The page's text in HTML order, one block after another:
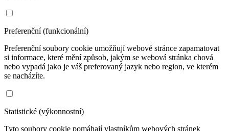
Preferenční (funkcionální)
Preferenční soubory cookie umožňují webové stránce zapamatovat
si informace, které mění způsob, jakým se webová stránka chová
nebo vypadá jako je váš preferovaný jazyk nebo region, ve kterém
se nacházíte.
Statistické (výkonnostní)
Tyto soubory cookie pomáhají vlastníkům webových stránek